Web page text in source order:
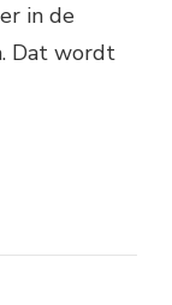
in de
Dat wordt